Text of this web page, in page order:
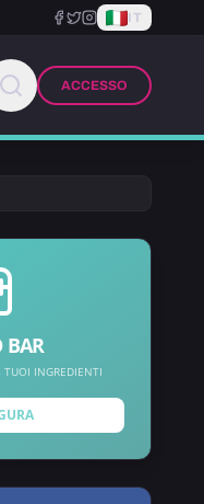
IT
ACCESSO
BAR
TUOI INGREDIENTI